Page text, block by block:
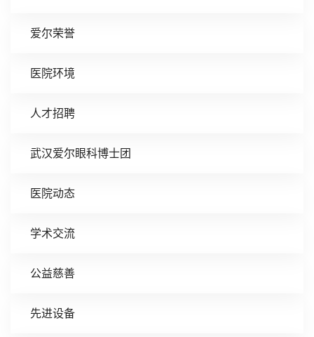
爱尔荣誉
医院环境
人才招聘
武汉爱尔眼科博士团
医院动态
学术交流
公益慈善
先进设备